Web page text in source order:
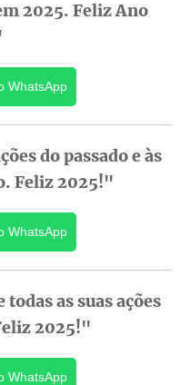
2025. Feliz Ano
WhatsApp
do passado e às
Feliz 2025!"
WhatsApp
todas as suas ações
2025!"
WhatsApp